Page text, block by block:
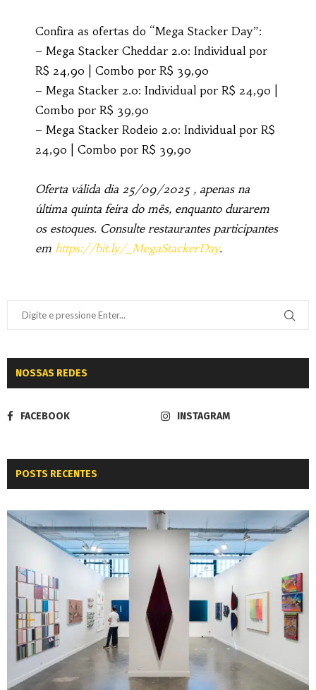
Confira as ofertas do “Mega Stacker Day”:
– Mega Stacker Cheddar 2.0: Individual por
R$ 24,90 | Combo por R$ 39,90
– Mega Stacker 2.0: Individual por R$ 24,90 |
Combo por R$ 39,90
– Mega Stacker Rodeio 2.0: Individual por R$
24,90 | Combo por R$ 39,90
Oferta válida dia 25/09/2025 , apenas na
última quinta feira do mês, enquanto durarem
os estoques. Consulte restaurantes participantes
em https://bit.ly/_MegaStackerDay.
NOSSAS REDES
FACEBOOK INSTAGRAM
POSTS RECENTES